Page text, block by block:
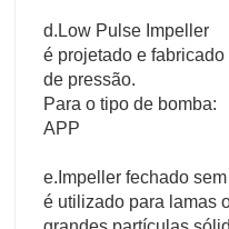
d.Low Pulse Impeller
é projetado e
de pressão.
Para o tipo de bomba:
APP
e.Impeller fechado
é utilizado para lamas